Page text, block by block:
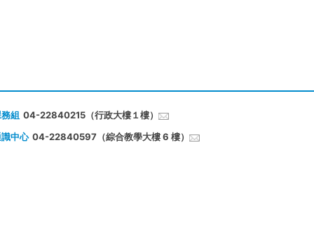
組 04-22840215（行政大樓１樓）
中心 04-22840597（綜合教學大樓 6 樓）